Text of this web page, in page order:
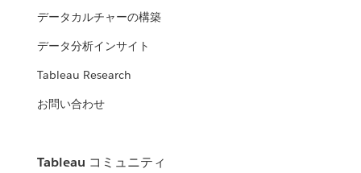
データカルチャーの構築
データ分析インサイト
Tableau Research
お問い合わせ
Tableau コミュニティ